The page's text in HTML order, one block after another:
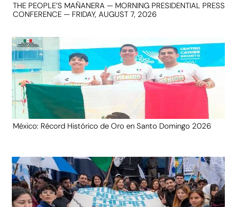
THE PEOPLE’S MAÑANERA — MORNING PRESIDENTIAL PRESS
CONFERENCE — FRIDAY, AUGUST 7, 2026
México: Récord Histórico de Oro en Santo Domingo 2026